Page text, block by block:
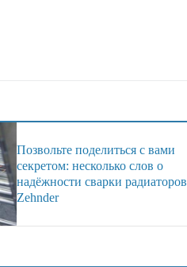
Позвольте поделиться с вами
секретом: несколько слов о
надёжности сварки радиаторов
Zehnder